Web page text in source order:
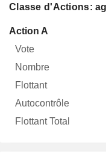
Classe d'Actions:
Action A